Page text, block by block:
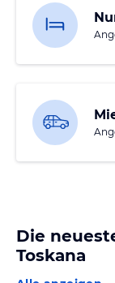
Die
Toskana